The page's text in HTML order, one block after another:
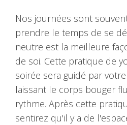
Nos journées sont
prendre le temps de se
neutre est la meilleure
de soi. Cette pratique de
soirée sera guidé par
laissant le corps bouger
rythme. Après cette
sentirez qu'il y a de